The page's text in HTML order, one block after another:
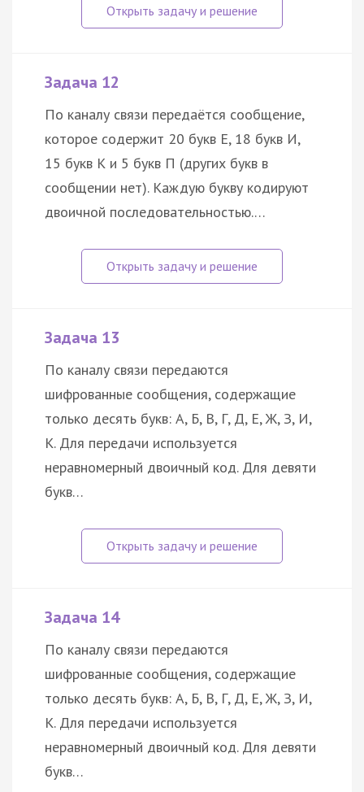
Задача 12
По каналу связи передаётся сообщение,
которое содержит 20 букв Е, 18 букв И,
15 букв К и 5 букв П (других букв в
сообщении нет). Каждую букву кодируют
двоичной последовательностью.…
Задача 13
По каналу связи передаются
шифрованные сообщения, содержащие
только десять букв: А, Б, В, Г, Д, Е, Ж, З, И,
К. Для передачи используется
неравномерный двоичный код. Для девяти
букв…
Задача 14
По каналу связи передаются
шифрованные сообщения, содержащие
только десять букв: А, Б, В, Г, Д, Е, Ж, З, И,
К. Для передачи используется
неравномерный двоичный код. Для девяти
букв…